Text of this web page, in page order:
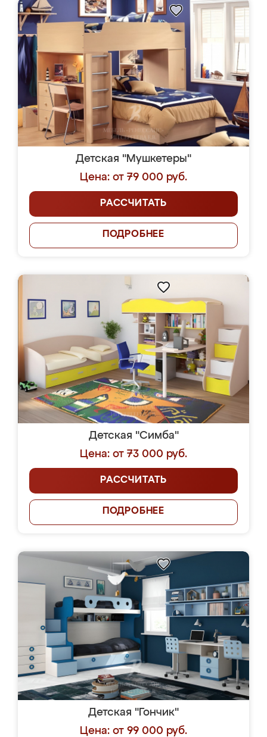
Детская "Мушкетеры"
Цена: от 79 000 руб.
РАССЧИТАТЬ
ПОДРОБНЕЕ
Детская "Симба"
Цена: от 73 000 руб.
РАССЧИТАТЬ
ПОДРОБНЕЕ
Детская "Гончик"
Цена: от 99 000 руб.